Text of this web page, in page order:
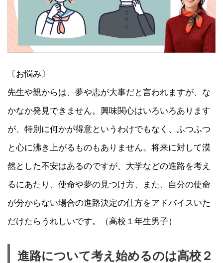
〔お悩み〕
先生や親からは、夢や志が大事だと言われますが、な
かなか発見できません。興味関心はいろいろあります
が、特別に何かが得意というわけでもなく、ふつふつ
と心に沸き上がるものもありません。将来に対して漠
然とした不安はあるのですが、大学などの進路を考え
るにあたり、使命や夢の見つけ方、また、自分の使命
が分からない場合の進路決定の仕方をアドバイスいた
だけたらうれしいです。（高校１年生男子）
進路について考え始めるのは高校２